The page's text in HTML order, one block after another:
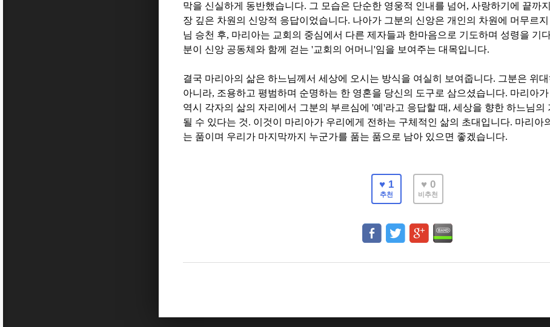
막을 신실하게 동반했습니다. 그 모습은 단순한 영웅적 인내를 넘어 , 사랑하기에 끝까
장 깊은 차원의 신앙적 응답이었습니다. 나아가 그분의 신앙은 개인의 차원에 머무르
님 승천 후, 마리아는 교회의 중심에서 다른 제자들과 한마음으로 기도하며 성령을 기
분이 신앙 공동체와 함께 걷는 '교회의 어머니 '임을 보여주는 대목입니다.
결국 마리아의 삶은 하느님께서 세상에 오시는 방식을 여실히 보여줍니다. 그분은 위
아니라, 조용하고 평범하며 순명하는 한 영혼을 당신의 도구로 삼으셨습니다. 마리아가
역시 각자의 삶의 자리에서 그분의 부르심에 '예 '라고 응답할 때 , 세상을 향한 하느님의
될 수 있다는 것. 이것이 마리아가 우리에게 전하는 구체적인 삶의 초대입니다. 마리아
는 품이며 우리가 마지막까지 누군가를 품는 품으로 남아 있으면 좋겠습니다.
♥ 1
추천
♥ 0
비추천